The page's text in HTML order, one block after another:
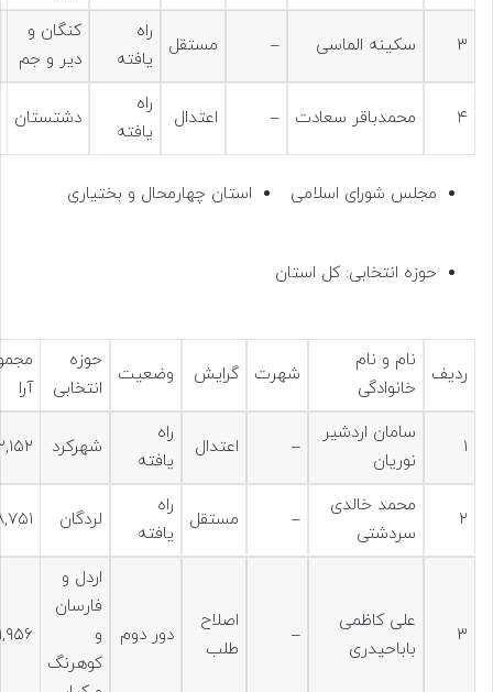
۳ سکینه الماسی – مستقل
راه
یافته
کنگان و
دیر و جم
۴ محمدباقر سعادت – اعتدال
راه
یافته
دشتستان
مجلس شورای اسلامی استان چهارمحال و بختیاری
حوزه انتخابی: کل استان
ردیف
نام و نام
خانوادگی
شهرت گرایش وضعیت
حوزه
انتخابی
آرا
۱
سامان اردشیر
نوریان
– اعتدال
راه
یافته
شهرکرد
۲
محمد خالدی
سردشتی
– مستقل
راه
یافته
لردگان
۳
علی کاظمی
باباحیدری
–
اصلاح
طلب
دور دوم
اردل و
فارسان
و
کوهرنگ